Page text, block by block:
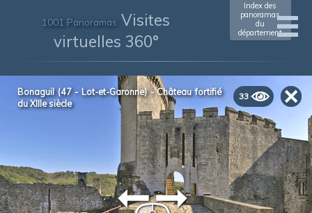
1001 Panoramas Visites
virtuelles 360°
Index des
panoramas
du
département
33
Bonaguil (47 - Lot-et-Garonne) - Château fortifié
du XIIIe siècle